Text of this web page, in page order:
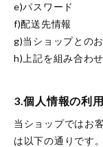
e)パスワード
f)配送先情報
g)当ショップとの
h)上記を組み合わ
3.個人情報の利用
当ショップではお
は以下の通りです。